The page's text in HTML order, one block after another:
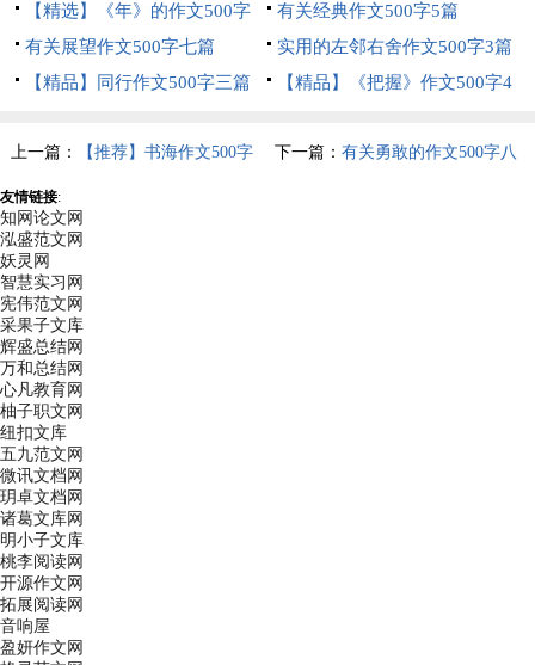
篇
【精选】《年》的作文500字
三篇
有关经典作文500字5篇
有关展望作文500字七篇
实用的左邻右舍作文500字3篇
【精品】同行作文500字三篇
【精品】《把握》作文500字4
上一篇： 【推荐】书海作文500字
八篇
下一篇：有关勇敢的作文500字八
友情链接:
知网论文网
泓盛范文网
妖灵网
智慧实习网
宪伟范文网
采果子文库
辉盛总结网
万和总结网
心凡教育网
柚子职文网
纽扣文库
五九范文网
微讯文档网
玥卓文档网
诸葛文库网
明小子文库
桃李阅读网
开源作文网
拓展阅读网
音响屋
盈妍作文网